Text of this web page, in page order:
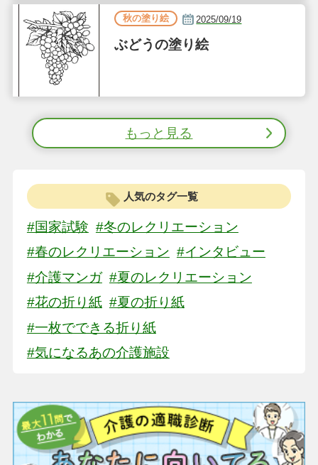
秋の塗り絵 2025/09/19
ぶどうの塗り絵
もっと見る
人気のタグ一覧
#国家試験 #冬のレクリエーション
#春のレクリエーション #インタビュー
#介護マンガ #夏のレクリエーション
#花の折り紙 #夏の折り紙
#一枚でできる折り紙
#気になるあの介護施設